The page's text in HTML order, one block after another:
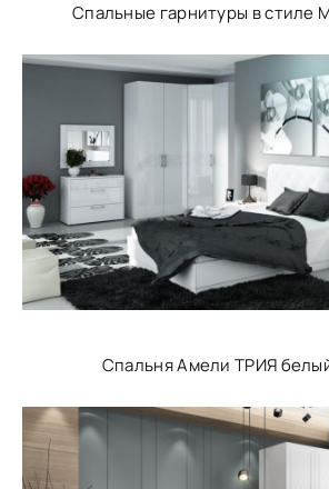
Спальные гарнитуры в стиле
Спальня Амели ТРИЯ